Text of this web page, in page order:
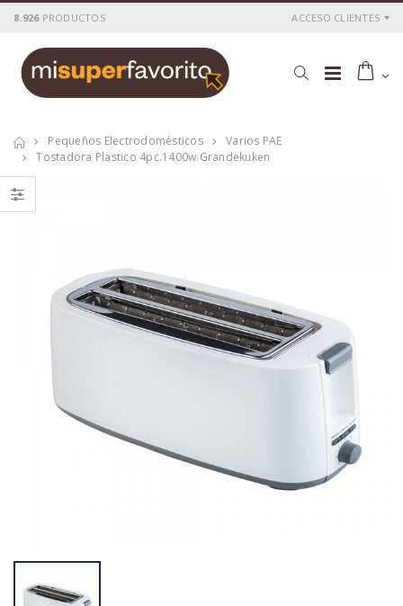
8.926 PRODUCTOS ACCESO CLIENTES
Pequeños Electrodomésticos
Varios PAE
Tostadora Plastico 4pc.1400w.grandekuken
Tostadora
inox.2pc. 800 w.
Tostadora
inox.2pc.1000w.grande
Tostadora
inox.4pc.1400w.kuken
: 36,54€
Tostadora blanca
2pc. 850 w. kuken
PrecioSocio: 21,26€
H abitual : 36,61€